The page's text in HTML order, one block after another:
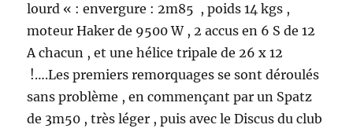
lourd « : envergure : 2m85 , poids 14 kgs ,
moteur Haker de 9500 W , 2 accus en 6 S de 12
A chacun , et une hélice tripale de 26 x 12
!….Les premiers remorquages se sont déroulés
sans problème , en commençant par un Spatz
de 3m50 , très léger , puis avec le Discus du club